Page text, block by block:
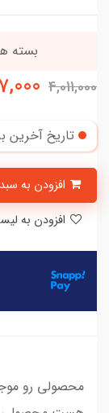
ارسال میگردد
4,011,000
تاریخ آخرین
​​​​محصولی رو